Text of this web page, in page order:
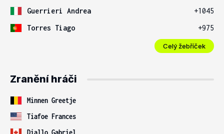
Guerrieri Andrea
+1045
Torres Tiago
+975
Celý žebříček
Zranění hráči
Minnen Greetje
Tiafoe Frances
Diallo Gabriel